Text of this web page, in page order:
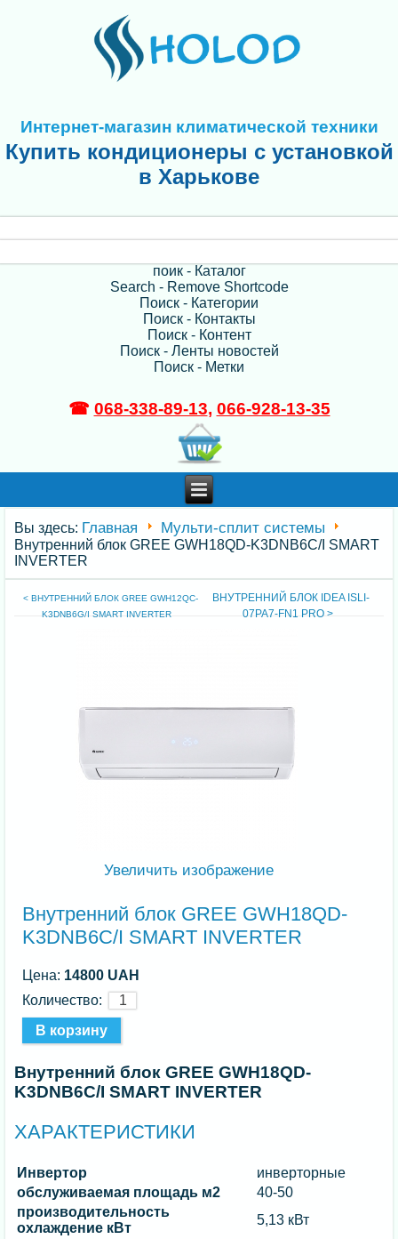
Интернет-магазин климатической техники
Купить кондиционеры с установкой
в Харькове
поик - Каталог
Search - Remove Shortcode
Поиск - Категории
Поиск - Контакты
Поиск - Контент
Поиск - Ленты новостей
Поиск - Метки
☎ 068-338-89-13, 066-928-13-35
Вы здесь: Главная Мульти-сплит системы
Внутренний блок GREE GWH18QD-K3DNB6C/I SMART
INVERTER
< ВНУТРЕННИЙ БЛОК GREE GWH12QC-
K3DNB6G/I SMART INVERTER
ВНУТРЕННИЙ БЛОК IDEA ISLI-
07PA7-FN1 PRO >
Увеличить изображение
Внутренний блок GREE GWH18QD-
K3DNB6C/I SMART INVERTER
Цена: 14800 UAH
Количество:
Внутренний блок GREE GWH18QD-
K3DNB6C/I SMART INVERTER
ХАРАКТЕРИСТИКИ
Инвертор
инверторные
обслуживаемая площадь м2
40-50
производительность
охлаждение кВт
5,13 кВт